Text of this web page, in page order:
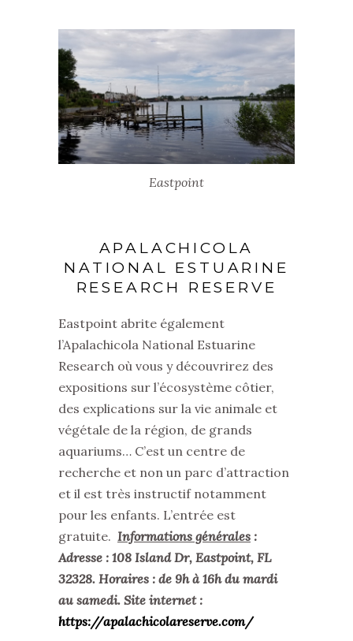
Eastpoint
APALACHICOLA
NATIONAL ESTUARINE
RESEARCH RESERVE
Eastpoint abrite également
l’Apalachicola National Estuarine
Research où vous y découvrirez des
expositions sur l’écosystème côtier,
des explications sur la vie animale et
végétale de la région, de grands
aquariums… C’est un centre de
recherche et non un parc d’attraction
et il est très instructif notamment
pour les enfants. L’entrée est
gratuite. Informations générales :
Adresse : 108 Island Dr, Eastpoint, FL
32328. Horaires : de 9h à 16h du mardi
au samedi. Site internet :
https://apalachicolareserve.com/